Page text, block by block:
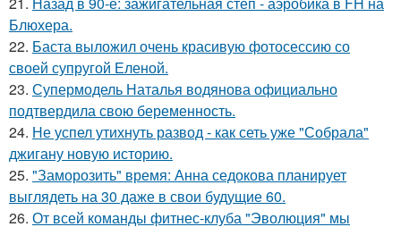
Блюхера.
22. Баста выложил очень красивую фотосессию со
своей супругой Еленой.
23. Супермодель Наталья водянова официально
подтвердила свою беременность.
24. Не успел утихнуть развод - как сеть уже "Собрала"
джигану новую историю.
25. "Заморозить" время: Анна седокова планирует
выглядеть на 30 даже в свои будущие 60.
26. От всей команды фитнес-клуба "Эволюция" мы